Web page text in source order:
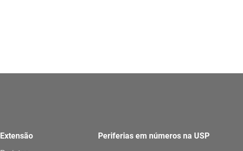
Extensão
Periferias em números na USP